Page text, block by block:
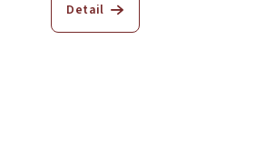
Detail